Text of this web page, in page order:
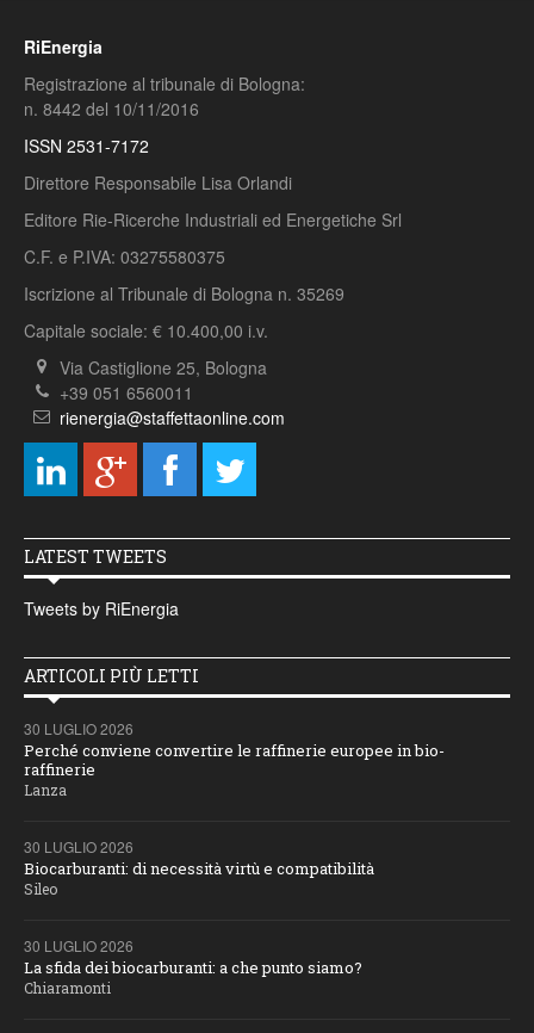
RiEnergia
Registrazione al tribunale di Bologna:
n. 8442 del 10/11/2016
ISSN 2531-7172
Direttore Responsabile Lisa Orlandi
Editore Rie-Ricerche Industriali ed Energetiche Srl
C.F. e P.IVA: 03275580375
Iscrizione al Tribunale di Bologna n. 35269
Capitale sociale: € 10.400,00 i.v.
Via Castiglione 25, Bologna
+39 051 6560011
rienergia@staffettaonline.com
LATEST TWEETS
Tweets by RiEnergia
ARTICOLI PIÙ LETTI
30 LUGLIO 2026
Perché conviene convertire le raffinerie europee in bio-
raffinerie
Lanza
30 LUGLIO 2026
Biocarburanti: di necessità virtù e compatibilità
Sileo
30 LUGLIO 2026
La sfida dei biocarburanti: a che punto siamo?
Chiaramonti